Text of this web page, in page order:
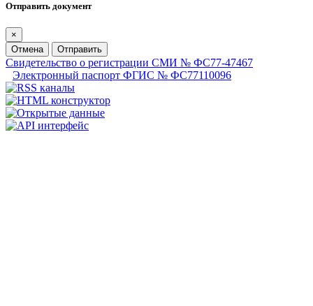
Отправить документ
×
Отмена
Отправить
Свидетельство о регистрации СМИ № ФС77-47467
Электронный паспорт ФГИС № ФС77110096